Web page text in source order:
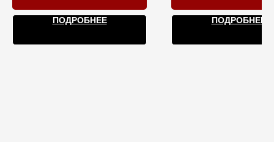
ПОДРОБНЕЕ ПОДРОБНЕЕ